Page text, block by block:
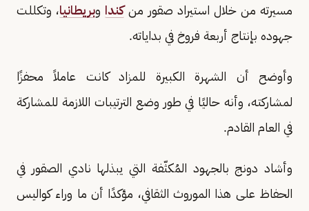
مسيرته من خلال استيراد صقور منكندا وبريطانيا، وتكللت
جهوده بإنتاج أربعة فروخ في بداياته.
وأوضح أن الشهرة الكبيرة للمزاد كانت عاملاً محفزًا
لمشاركته، وأنه حاليًا في طور وضع الترتيبات اللازمة للمشاركة
في العام القادم.
وأشاد دونج بالجهود المُكثّفة التي يبذلها نادي الصقور في
الحفاظ على هذا الموروث الثقافي، مؤكدًا أن ما وراء كواليس